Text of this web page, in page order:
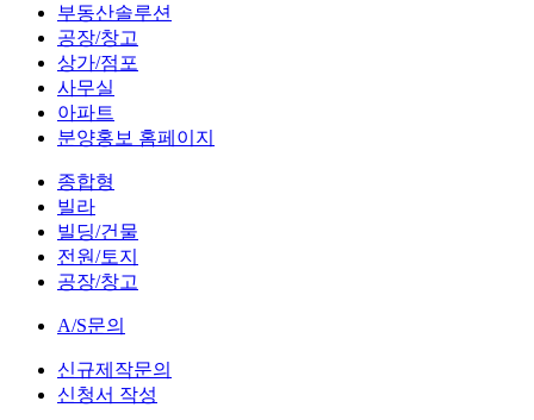
부동산솔루션
공장/창고
상가/점포
사무실
아파트
분양홍보 홈페이지
종합형
빌라
빌딩/건물
전원/토지
공장/창고
A/S문의
신규제작문의
신청서 작성